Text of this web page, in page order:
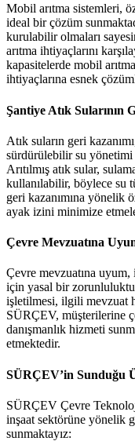
Mobil arıtma sistemleri,
ideal bir çözüm
kurulabilir olmaları
arıtma ihtiyaçlarını
kapasitelerde mobil
ihtiyaçlarına esnek
Şantiye Atık Sularının
Atık suların geri
sürdürülebilir su yönetimi
Arıtılmış atık sular,
kullanılabilir, böylece su
geri kazanımına yönelik
ayak izini minimize
Çevre Mevzuatına
Çevre mevzuatına
için yasal bir
işletilmesi, ilgili mevzuat
SÜRÇEV, müşterilerine
danışmanlık hizmeti
etmektedir.
SÜRÇEV’in Sunduğu
SÜRÇEV Çevre
inşaat sektörüne yönelik
sunmaktayız: